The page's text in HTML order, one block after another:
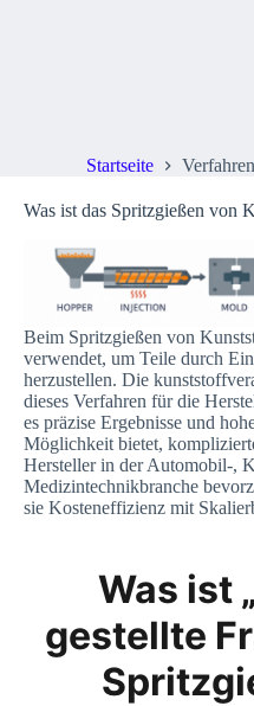
Startseite
Was ist das Spritzgießen von
Beim Spritzgießen von
verwendet, um Teile durch
herzustellen. Die
dieses Verfahren für die
es präzise Ergebnisse und
Möglichkeit bietet,
Hersteller in der Automobil-,
Medizintechnikbranche
sie Kosteneffizienz mit
Was ist
gestellte